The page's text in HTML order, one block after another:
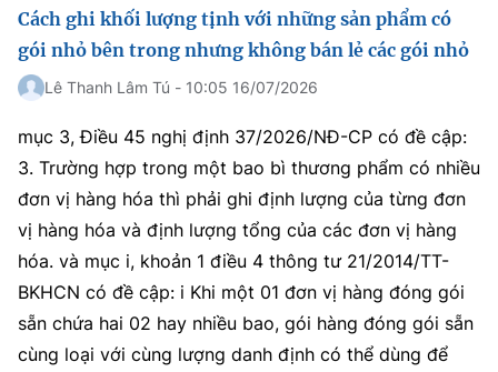
Cách ghi khối lượng tịnh với những sản phẩm có
gói nhỏ bên trong nhưng không bán lẻ các gói nhỏ
Lê Thanh Lâm Tú - 10:05 16/07/2026
mục 3, Điều 45 nghị định 37/2026/NĐ-CP có đề cập:
3. Trường hợp trong một bao bì thương phẩm có nhiều
đơn vị hàng hóa thì phải ghi định lượng của từng đơn
vị hàng hóa và định lượng tổng của các đơn vị hàng
hóa. và mục i, khoản 1 điều 4 thông tư 21/2014/TT-
BKHCN có đề cập: i Khi một 01 đơn vị hàng đóng gói
sẵn chứa hai 02 hay nhiều bao, gói hàng đóng gói sẵn
cùng loại với cùng lượng danh định có thể dùng để